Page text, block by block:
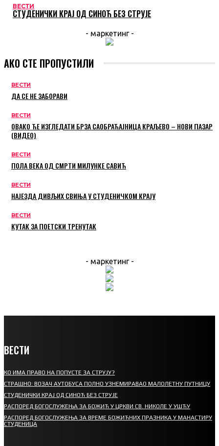
ВЕСТИ
СТУДЕНИЧКИ КРАЈ ОД СИНОЋ БЕЗ СТРУЈЕ
- маркетинг -
АКО СТЕ ПРОПУСТИЛИ
ВЕСТИ
ДА СЕ НЕ ЗАБОРАВИ
ВЕСТИ
ОВАКО ЋЕ ИЗГЛЕДАТИ БРЗА САОБРАЋАЈНИЦА КРАЉЕВО – НОВИ ПАЗАР
(ВИДЕО)
ВЕСТИ
ПОЛА ВЕКА ОД СМРТИ МИЛУНКЕ САВИЋ
ВЕСТИ
НАЈЕЗДА ДИВЉИХ СВИЊА У СТУДЕНИЧКОМ КРАЈУ
ВЕСТИ
КУТАК ЗА ПОЕТСКИ ТРЕНУТАК
- маркетинг -
ВЕСТИ
КО ИМА ПРАВО НА ПОПУСТЕ ЗА СТРУЈУ?
СТРАШНО: ВОЗАЧ АУТОБУСА ПОЛНО УЗНЕМИРАВАО МАЛОЛЕТНУ ПУТНИЦУ
СТУДЕНИЧКИ КРАЈ ОД СИНОЋ БЕЗ СТРУЈЕ
РАСПОРЕД БОГОСЛУЖЕЊА ЗА БОЖИЋ У ЦРКВИ СВ. НИКОЛЕ У УШЋУ
РАСПОРЕД БОГОСЛУЖЕЊА ЗА ВРЕМЕ БОЖИЋНИХ ПРАЗНИКА У МАНАСТИРУ
СТУДЕНИЦА